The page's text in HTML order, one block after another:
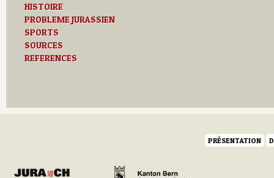
HISTOIRE
PROBLEME JURASSIEN
SPORTS
SOURCES
REFERENCES
PRÉSENTATION